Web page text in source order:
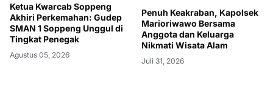
Ketua Kwarcab Soppeng
Akhiri Perkemahan: Gudep
SMAN 1 Soppeng Unggul di
Tingkat Penegak
Agustus 05, 2026
Penuh Keakraban, Kapolsek
Marioriwawo Bersama
Anggota dan Keluarga
Nikmati Wisata Alam
Juli 31, 2026